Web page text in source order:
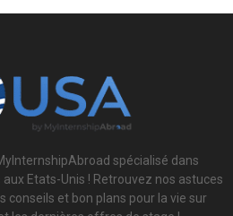
spécialisé dans
Etats-Unis ! Retrouvez nos astuces
conseils et bon plans pour la vie sur